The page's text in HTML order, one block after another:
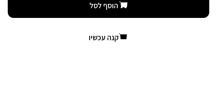
הוסף לסל
קנה עכשיו